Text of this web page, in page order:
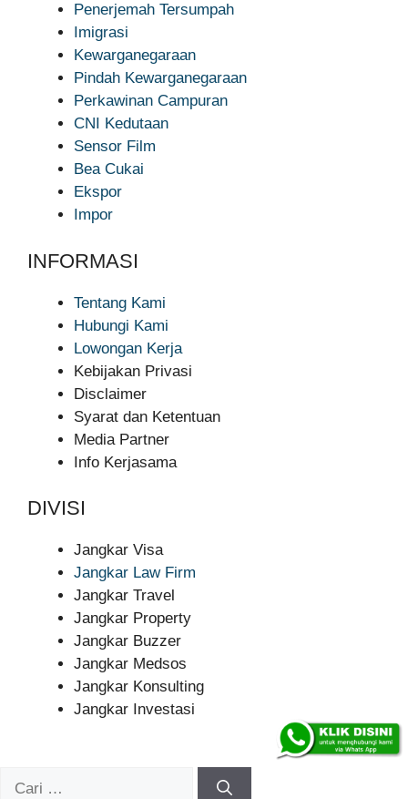
Penerjemah Tersumpah
Imigrasi
Kewarganegaraan
Pindah Kewarganegaraan
Perkawinan Campuran
CNI Kedutaan
Sensor Film
Bea Cukai
Ekspor
Impor
INFORMASI
Tentang Kami
Hubungi Kami
Lowongan Kerja
Kebijakan Privasi
Disclaimer
Syarat dan Ketentuan
Media Partner
Info Kerjasama
DIVISI
Jangkar Visa
Jangkar Law Firm
Jangkar Travel
Jangkar Property
Jangkar Buzzer
Jangkar Medsos
Jangkar Konsulting
Jangkar Investasi